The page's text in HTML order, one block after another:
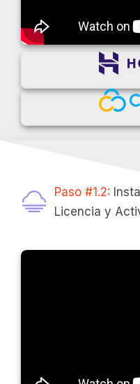
Paso #1.2:
Licencia y